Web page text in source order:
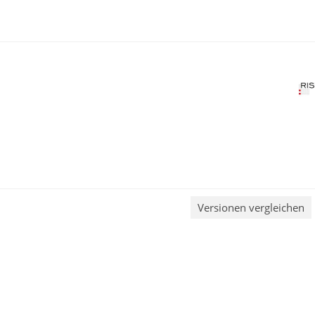
Versionen vergleichen